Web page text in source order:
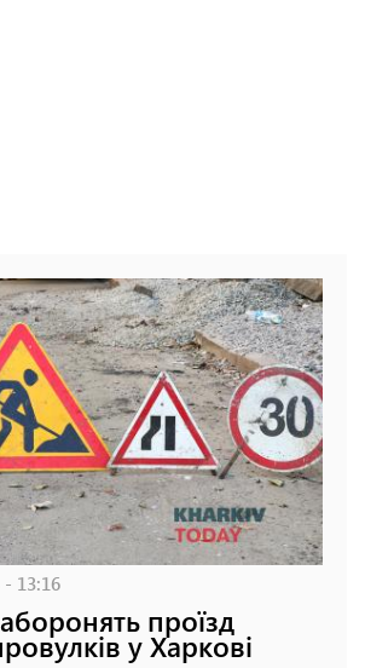
13:16
проїзд
у Харкові